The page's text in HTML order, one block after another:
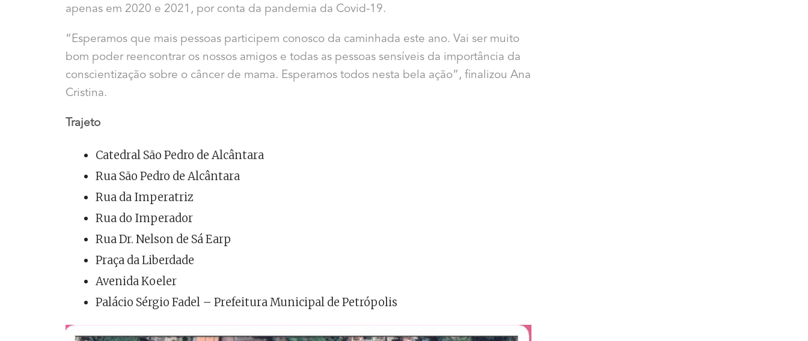
apenas em 2020 e 2021, por conta da pandemia da Covid-19.
“Esperamos que mais pessoas participem conosco da caminhada este ano. Vai ser muito
bom poder reencontrar os nossos amigos e todas as pessoas sensíveis da importância da
conscientização sobre o câncer de mama. Esperamos todos nesta bela ação”, finalizou Ana
Cristina.
Trajeto
Catedral São Pedro de Alcântara
Rua São Pedro de Alcântara
Rua da Imperatriz
Rua do Imperador
Rua Dr. Nelson de Sá Earp
Praça da Liberdade
Avenida Koeler
Palácio Sérgio Fadel – Prefeitura Municipal de Petrópolis